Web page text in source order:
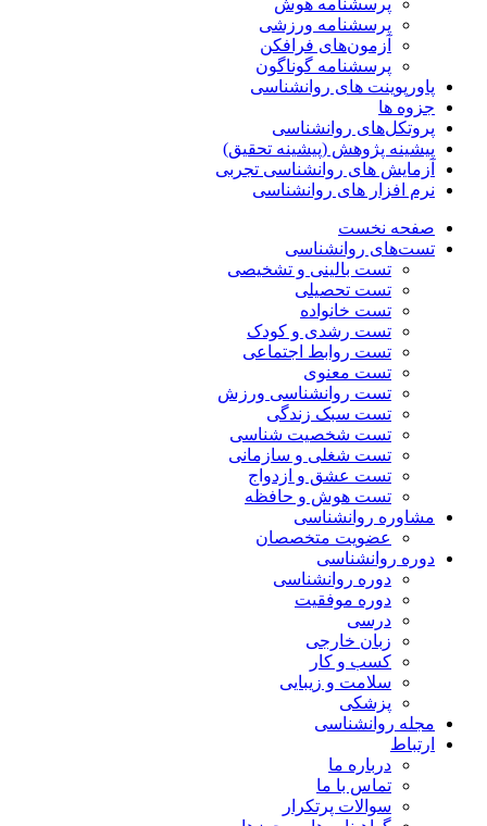
پرسشنامه ورزشی
آزمون‌های فرافکن
پرسشنامه گوناگون
پاورپوینت های روانشناسی
جزوه ها
پروتکل‌های روانشناسی
پیشینه پژوهش (پیشینه تحقیق)
آزمایش های روانشناسی تجربی
نرم افزار های روانشناسی
صفحه نخست
تست‌های روانشناسی
تست بالینی و تشخیصی
تست تحصیلی
تست خانواده
تست رشدی و کودک
تست روابط اجتماعی
تست معنوی
تست روانشناسی ورزش
تست سبک زندگی
تست شخصیت شناسی
تست شغلی و سازمانی
تست عشق و ازدواج
تست هوش و حافظه
مشاوره روانشناسی
عضویت متخصصان
دوره روانشناسی
دوره روانشناسی
دوره موفقیت
درسی
زبان خارجی
کسب و کار
سلامت و زیبایی
پزشکی
مجله روانشناسی
ارتباط
درباره ما
تماس با ما
سوالات پرتکرار